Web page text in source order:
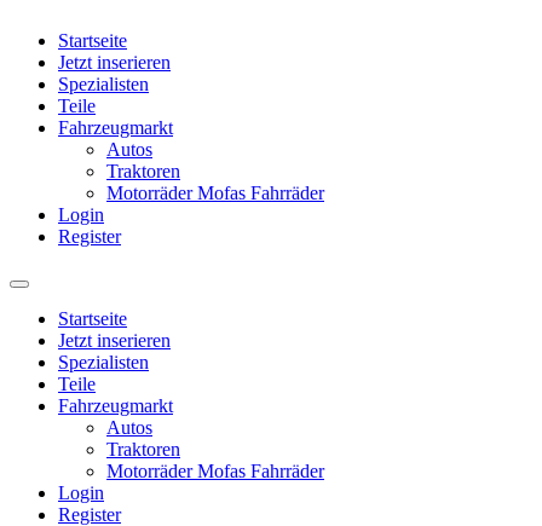
Startseite
Jetzt inserieren
Spezialisten
Teile
Fahrzeugmarkt
Autos
Traktoren
Motorräder Mofas Fahrräder
Login
Register
Startseite
Jetzt inserieren
Spezialisten
Teile
Fahrzeugmarkt
Autos
Traktoren
Motorräder Mofas Fahrräder
Login
Register